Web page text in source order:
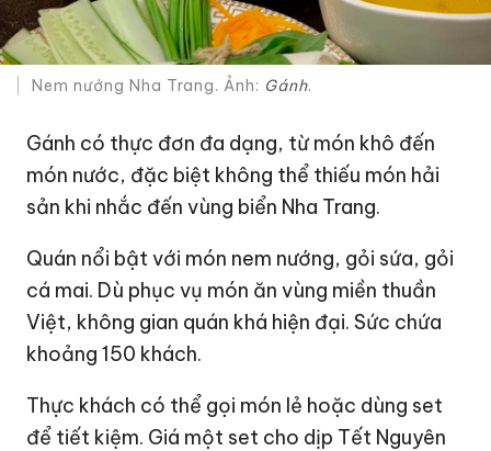
Nem nướng Nha Trang. Ảnh: Gánh.
Gánh có thực đơn đa dạng, từ món khô đến
món nước, đặc biệt không thể thiếu món hải
sản khi nhắc đến vùng biển Nha Trang.
Quán nổi bật với món nem nướng, gỏi sứa, gỏi
cá mai. Dù phục vụ món ăn vùng miền thuần
Việt, không gian quán khá hiện đại. Sức chứa
khoảng 150 khách.
Thực khách có thể gọi món lẻ hoặc dùng set
để tiết kiệm. Giá một set cho dịp Tết Nguyên